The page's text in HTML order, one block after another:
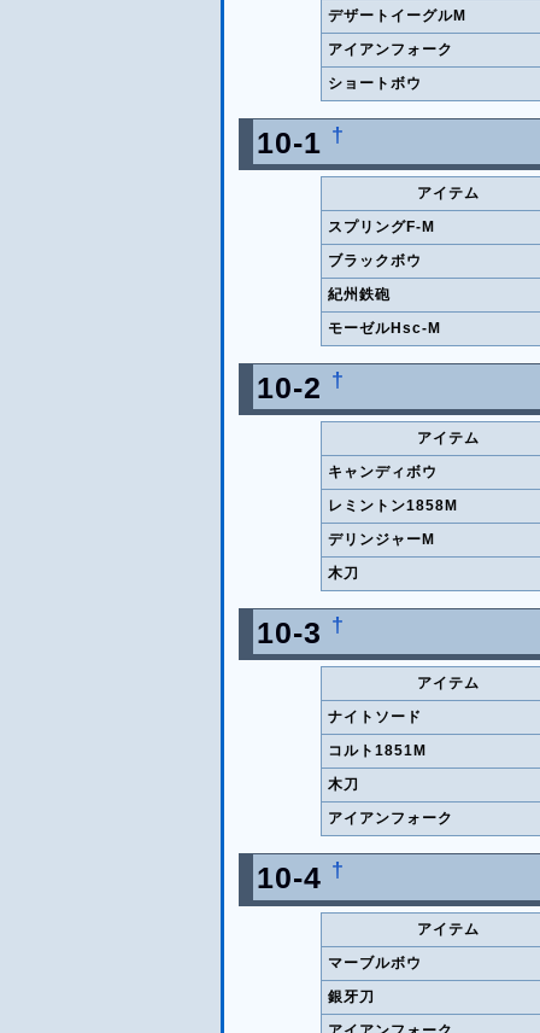
デザートイーグルM
アイアンフォーク
ショートボウ
10-1 †
アイテム
スプリングF-M
ブラックボウ
紀州鉄砲
モーゼルHsc-M
10-2 †
アイテム
キャンディボウ
レミントン1858M
デリンジャーM
木刀
10-3 †
アイテム
ナイトソード
コルト1851M
木刀
アイアンフォーク
10-4 †
アイテム
マーブルボウ
銀牙刀